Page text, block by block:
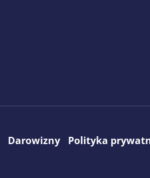
Darowizny Polityka